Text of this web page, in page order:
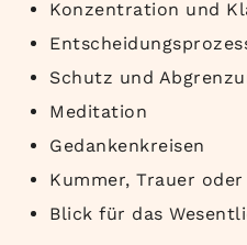
Konzentration und
Schutz und
Meditation
Gedankenkreisen
Kummer, Trauer
Blick für das